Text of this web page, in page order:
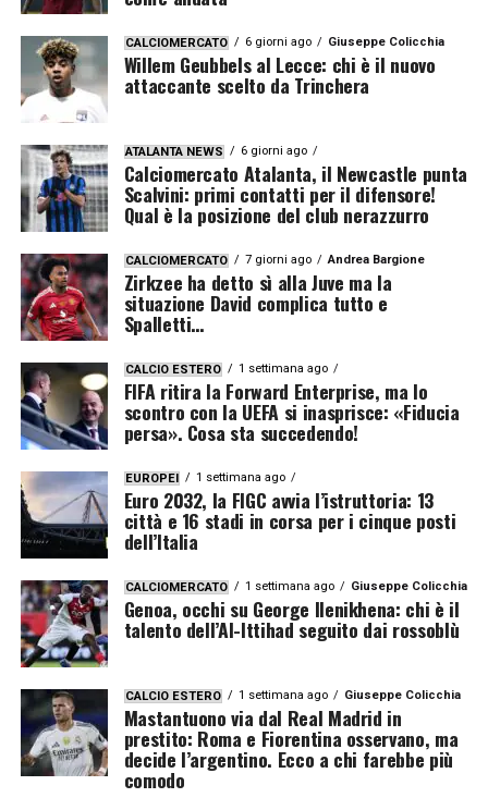
CALCIOMERCATO 6 giorni ago Giuseppe Colicchia
Willem Geubbels al Lecce: chi è il nuovo
attaccante scelto da Trinchera
ATALANTA NEWS 6 giorni ago
Calciomercato Atalanta, il Newcastle punta
Scalvini: primi contatti per il difensore!
Qual è la posizione del club nerazzurro
CALCIOMERCATO 7 giorni ago Andrea Bargione
Zirkzee ha detto sì alla Juve ma la
situazione David complica tutto e
Spalletti…
CALCIO ESTERO 1 settimana ago
FIFA ritira la Forward Enterprise, ma lo
scontro con la UEFA si inasprisce: «Fiducia
persa». Cosa sta succedendo!
EUROPEI 1 settimana ago
Euro 2032, la FIGC avvia l’istruttoria: 13
città e 16 stadi in corsa per i cinque posti
dell’Italia
CALCIOMERCATO 1 settimana ago Giuseppe Colicchia
Genoa, occhi su George Ilenikhena: chi è il
talento dell’Al-Ittihad seguito dai rossoblù
CALCIO ESTERO 1 settimana ago Giuseppe Colicchia
Mastantuono via dal Real Madrid in
prestito: Roma e Fiorentina osservano, ma
decide l’argentino. Ecco a chi farebbe più
comodo